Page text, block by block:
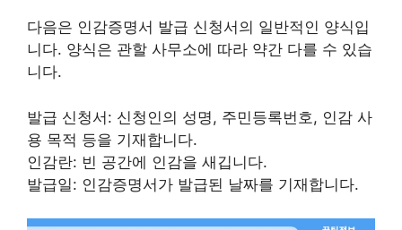
다음은 인감증명서 발급 신청서의 일반적인 양식입
니다. 양식은 관할 사무소에 따라 약간 다를 수 있습
니다.
발급 신청서: 신청인의 성명, 주민등록번호, 인감 사
용 목적 등을 기재합니다.
인감란: 빈 공간에 인감을 새깁니다.
발급일: 인감증명서가 발급된 날짜를 기재합니다.